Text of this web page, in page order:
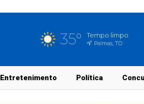
35° Tempo limpo
Palmas, TO
Entretenimento Política